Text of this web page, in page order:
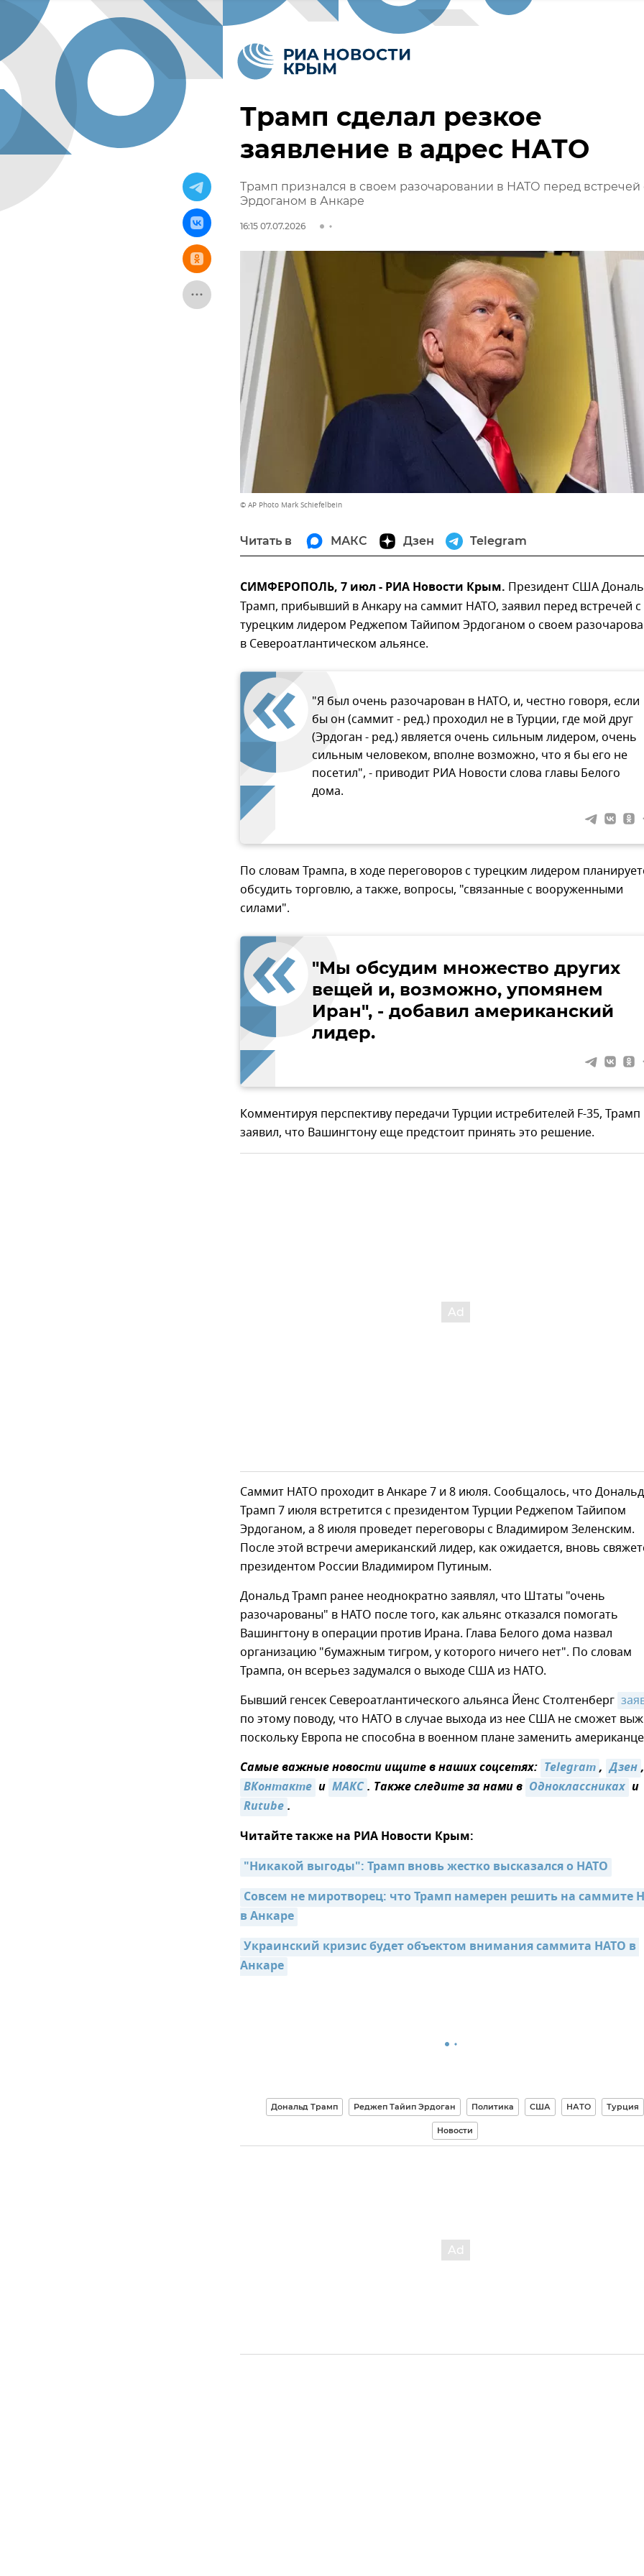
Трамп сделал резкое
заявление в адрес НАТО
Трамп признался в своем разочаровании в НАТО перед встречей
Эрдоганом в Анкаре
16:15 07.07.2026
© AP Photo Mark Schiefelbein
Читать в МАКС Дзен Telegram
СИМФЕРОПОЛЬ, 7 июл - РИА Новости Крым. Президент США
Трамп, прибывший в Анкару на саммит НАТО, заявил перед встречей с
турецким лидером Реджепом Тайипом Эрдоганом о своем
в Североатлантическом альянсе.
"Я был очень разочарован в НАТО, и, честно говоря, если
бы он (саммит - ред.) проходил не в Турции, где мой друг
(Эрдоган - ред.) является очень сильным лидером, очень
сильным человеком, вполне возможно, что я бы его не
посетил", - приводит РИА Новости слова главы Белого
дома.
По словам Трампа, в ходе переговоров с турецким лидером
обсудить торговлю, а также, вопросы, "связанные с вооруженными
силами".
"Мы обсудим множество других
вещей и, возможно, упомянем
Иран", - добавил американский
лидер.
Комментируя перспективу передачи Турции истребителей F-35, Трамп
заявил, что Вашингтону еще предстоит принять это решение.
Саммит НАТО проходит в Анкаре 7 и 8 июля. Сообщалось, что Дональд
Трамп 7 июля встретится с президентом Турции Реджепом Тайипом
Эрдоганом, а 8 июля проведет переговоры с Владимиром Зеленским.
После этой встречи американский лидер, как ожидается, вновь
президентом России Владимиром Путиным.
Дональд Трамп ранее неоднократно заявлял, что Штаты "очень
разочарованы" в НАТО после того, как альянс отказался помогать
Вашингтону в операции против Ирана. Глава Белого дома назвал
организацию "бумажным тигром, у которого ничего нет". По словам
Трампа, он всерьез задумался о выходе США из НАТО.
Бывший генсек Североатлантического альянса Йенс Столтенберг
по этому поводу, что НАТО в случае выхода из нее США не сможет
поскольку Европа не способна в военном плане заменить
Самые важные новости ищите в наших соцсетях: Telegram, Дзен,
ВКонтакте и MAКС. Также следите за нами в Одноклассниках и
Rutube.
Читайте также на РИА Новости Крым:
"Никакой выгоды": Трамп вновь жестко высказался о НАТО
Совсем не миротворец: что Трамп намерен решить на саммите
в Анкаре
Украинский кризис будет объектом внимания саммита НАТО в
Анкаре
Дональд Трамп Реджеп Тайип Эрдоган Политика США НАТО Турция
Новости